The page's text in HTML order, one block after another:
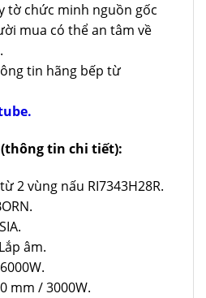
tờ chức minh nguồn gốc
mua có thể an tâm về
tin hãng bếp từ
tin chi tiết):
2 vùng nấu RI7343H28R.
âm.
mm / 3000W.